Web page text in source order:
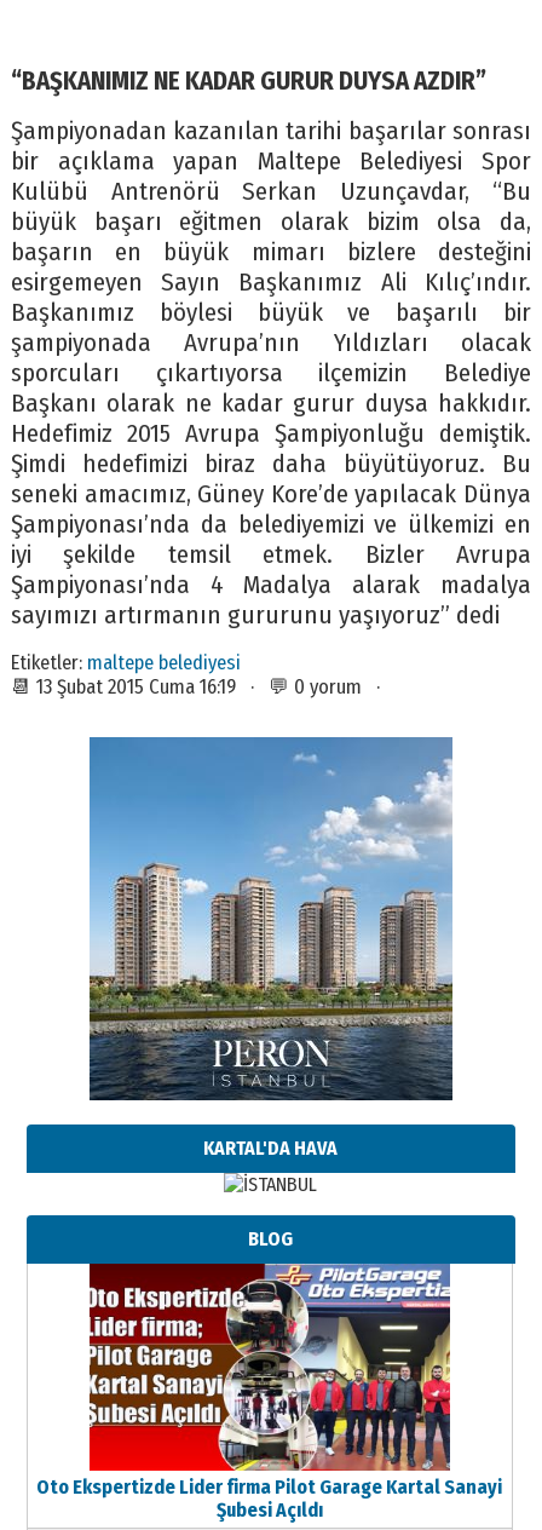
“BAŞKANIMIZ NE KADAR GURUR DUYSA AZDIR”
Şampiyonadan kazanılan tarihi başarılar sonrası
bir açıklama yapan Maltepe Belediyesi Spor
Kulübü Antrenörü Serkan Uzunçavdar, “Bu
büyük başarı eğitmen olarak bizim olsa da,
başarın en büyük mimarı bizlere desteğini
esirgemeyen Sayın Başkanımız Ali Kılıç’ındır.
Başkanımız böylesi büyük ve başarılı bir
şampiyonada Avrupa’nın Yıldızları olacak
sporcuları çıkartıyorsa ilçemizin Belediye
Başkanı olarak ne kadar gurur duysa hakkıdır.
Hedefimiz 2015 Avrupa Şampiyonluğu demiştik.
Şimdi hedefimizi biraz daha büyütüyoruz. Bu
seneki amacımız, Güney Kore’de yapılacak Dünya
Şampiyonası’nda da belediyemizi ve ülkemizi en
iyi şekilde temsil etmek. Bizler Avrupa
Şampiyonası’nda 4 Madalya alarak madalya
sayımızı artırmanın gururunu yaşıyoruz” dedi
Etiketler: maltepe belediyesi
📆 13 Şubat 2015 Cuma 16:19 · 💬 0 yorum ·
KARTAL'DA HAVA
BLOG
Oto Ekspertizde Lider firma Pilot Garage Kartal Sanayi
Şubesi Açıldı